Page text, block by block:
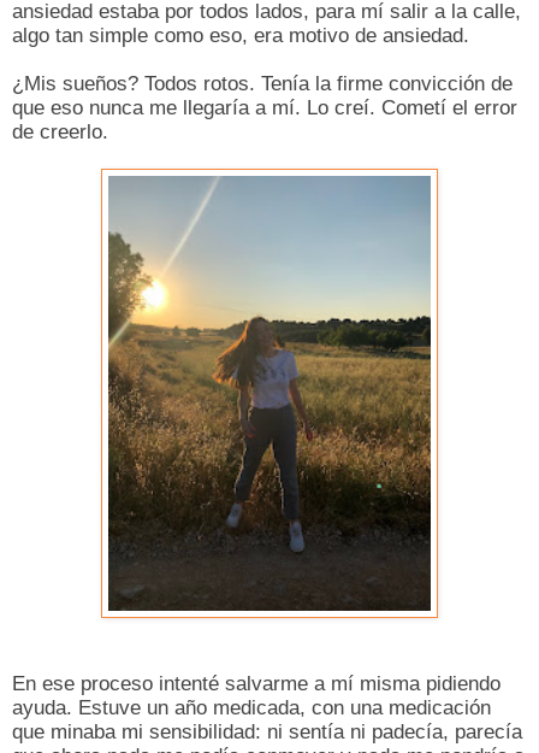
ansiedad estaba por todos lados, para mí salir a la calle,
algo tan simple como eso, era motivo de ansiedad.
¿Mis sueños? Todos rotos. Tenía la firme convicción de
que eso nunca me llegaría a mí. Lo creí. Cometí el error
de creerlo.
En ese proceso intenté salvarme a mí misma pidiendo
ayuda. Estuve un año medicada, con una medicación
que minaba mi sensibilidad: ni sentía ni padecía, parecía